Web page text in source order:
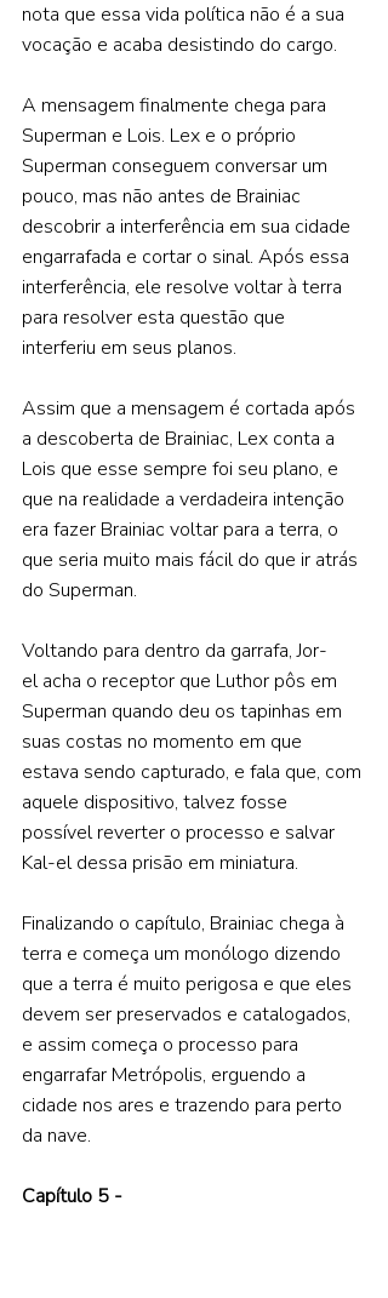
nota que essa vida política não é a sua
vocação e acaba desistindo do cargo.
A mensagem finalmente chega para
Superman e Lois. Lex e o próprio
Superman conseguem conversar um
pouco, mas não antes de Brainiac
descobrir a interferência em sua cidade
engarrafada e cortar o sinal. Após essa
interferência, ele resolve voltar à terra
para resolver esta questão que
interferiu em seus planos.
Assim que a mensagem é cortada após
a descoberta de Brainiac, Lex conta a
Lois que esse sempre foi seu plano, e
que na realidade a verdadeira intenção
era fazer Brainiac voltar para a terra, o
que seria muito mais fácil do que ir atrás
do Superman.
Voltando para dentro da garrafa, Jor-
el acha o receptor que Luthor pôs em
Superman quando deu os tapinhas em
suas costas no momento em que
estava sendo capturado, e fala que, com
aquele dispositivo, talvez fosse
possível reverter o processo e salvar
Kal-el dessa prisão em miniatura.
Finalizando o capítulo, Brainiac chega à
terra e começa um monólogo dizendo
que a terra é muito perigosa e que eles
devem ser preservados e catalogados,
e assim começa o processo para
engarrafar Metrópolis, erguendo a
cidade nos ares e trazendo para perto
da nave.
Capítulo 5 -